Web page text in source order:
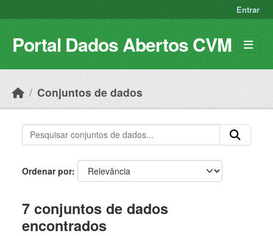
Entrar
Portal Dados Abertos CVM
Conjuntos de dados
Ordenar por
7 conjuntos de dados
encontrados